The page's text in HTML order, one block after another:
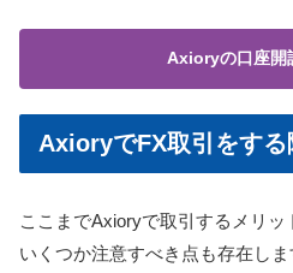
Axioryの口座開
AxioryでFX取引をする
ここまでAxioryで取引するメリッ
いくつか注意すべき点も存在し